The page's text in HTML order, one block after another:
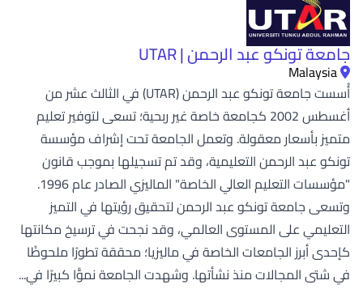
جامعة تونكو عبد الرحمن | UTAR
Malaysia
أُسست جامعة تونكو عبد الرحمن (UTAR) في الثالث عشر من
أغسطس 2002 كجامعة خاصة غير ربحية؛ تسعى لتوفير تعليم
متميز بأسعار معقولة. وتعمل الجامعة تحت إشراف مؤسسة
تونكو عبد الرحمن التعليمية، وقد تم تسجيلها بموجب قانون
"مؤسسات التعليم العالي الخاصة" الماليزي الصادر عام 1996.
وتسعى جامعة تونكو عبد الرحمن لتحقيق رؤيتها في التميز
التعليمي على المستوى العالمي، وقد نجحت في ترسيخ مكانتها
كإحدى أبرز الجامعات الخاصة في ماليزيا؛ محققة تطورًا ملحوظًا
في شتى المجالات منذ نشأتها. وشهدت الجامعة نموًّا كبيرًا في...